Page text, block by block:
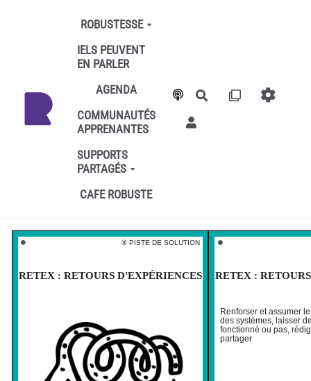
Aller au contenu principal
ROBUSTESSE
IELS PEUVENT
EN PARLER
AGENDA
COMMUNAUTÉS
APPRENANTES
SUPPORTS
PARTAGÉS
CAFE ROBUSTE
Rechercher
⚫️ ③ PISTE DE SOLUTION
RETEX : RETOURS D'EXPÉRIENCES
⚫️
RETEX :
Renforser et assumer
des systèmes, laisser
fonctionné ou pas,
partager